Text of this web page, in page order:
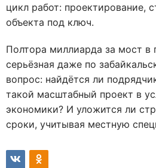
цикл работ: проектирование,
объекта под ключ.
Полтора миллиарда за мост в
серьёзная даже по
вопрос: найдётся ли
такой масштабный проект в
экономики? И уложится ли
сроки, учитывая местную